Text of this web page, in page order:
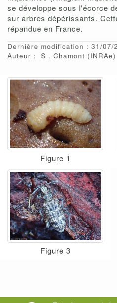
se développe sous l'écorce
sur arbres dépérissants.
répandue en France.
Dernière modification : 31/07/
Auteur :
S Chamont (INRAe)
Figure 1
Figure 3